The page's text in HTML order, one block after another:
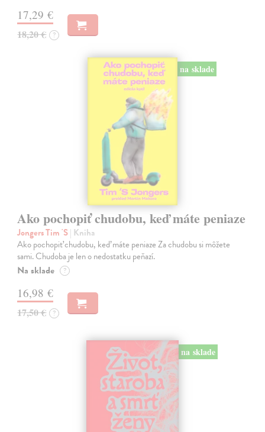
17,29 €
18,20 € ?
na sklade
Ako pochopiť chudobu, keď máte peniaze
Jongers Tim 'S| Kniha
Ako pochopiť chudobu, keď máte peniaze Za chudobu si môžete
sami. Chudoba je len o nedostatku peňazí.
Na sklade ?
16,98 €
17,50 € ?
na sklade